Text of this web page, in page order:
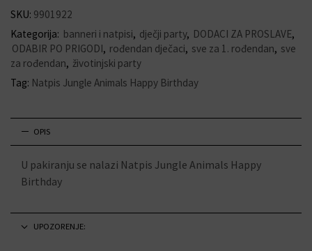
SKU: 9901922
Kategorija: banneri i natpisi, dječji party, DODACI ZA PROSLAVE,
ODABIR PO PRIGODI, rođendan dječaci, sve za 1. rođendan, sve
za rođendan, životinjski party
Tag: Natpis Jungle Animals Happy Birthday
OPIS
U pakiranju se nalazi Natpis Jungle Animals Happy
Birthday
UPOZORENJE: